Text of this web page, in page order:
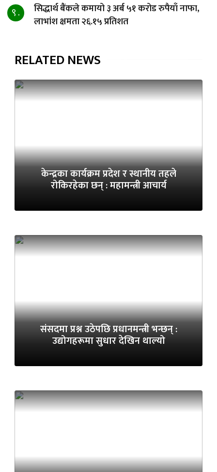
९ .
सिद्धार्थ बैंकले कमायो ३ अर्ब ५१ करोड रुपैयाँ नाफा,
लाभांश क्षमता २६.१५ प्रतिशत
RELATED NEWS
केन्द्रका कार्यक्रम प्रदेश र स्थानीय तहले
रोकिरहेका छन् : महामन्त्री आचार्य
संसदमा प्रश्न उठेपछि प्रधानमन्त्री भन्छन् :
उद्योगहरूमा सुधार देखिन थाल्यो